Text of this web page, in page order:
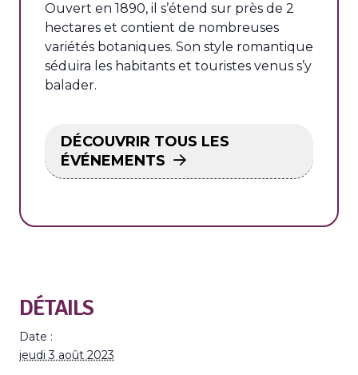
Ouvert en 1890, il s’étend sur près de 2
hectares et contient de nombreuses
variétés botaniques. Son style romantique
séduira les habitants et touristes venus s’y
balader.
DÉCOUVRIR TOUS LES
ÉVÉNEMENTS
DÉTAILS
Date :
jeudi 3 août 2023